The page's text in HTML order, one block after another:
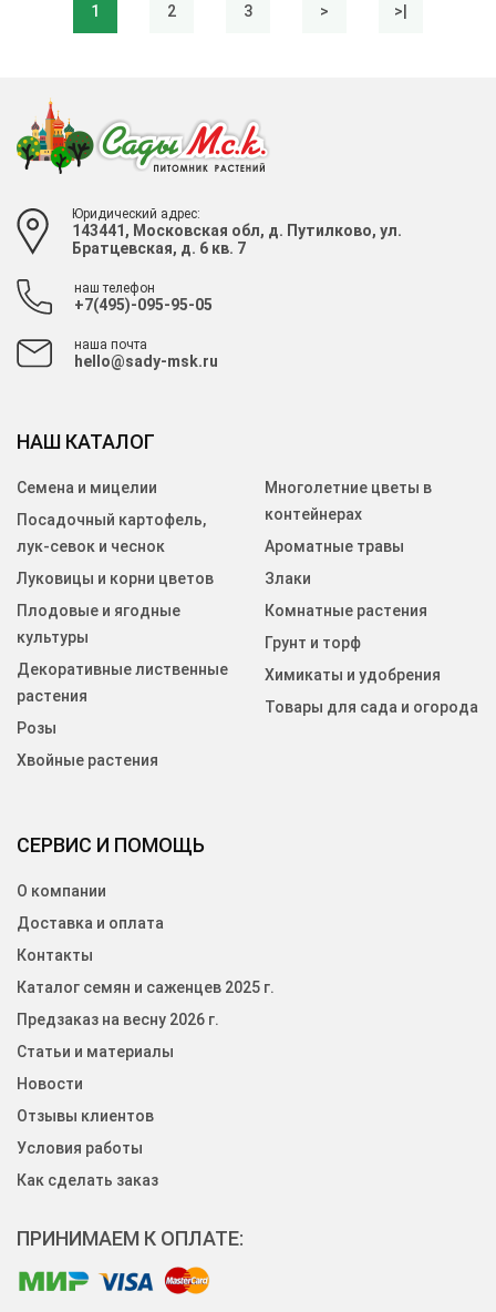
1 2 3 > >|
Юридический адрес:
143441, Московская обл, д. Путилково, ул.
Братцевская, д. 6 кв. 7
наш телефон
+7(495)-095-95-05
наша почта
hello@sady-msk.ru
СЕРВИС И ПОМОЩЬ
О компании
Доставка и оплата
Контакты
Каталог семян и саженцев 2025 г.
Предзаказ на весну 2026 г.
Статьи и материалы
Новости
Отзывы клиентов
Условия работы
Как сделать заказ
НАШ КАТАЛОГ
Семена и мицелии
Посадочный картофель,
лук-севок и чеснок
Луковицы и корни цветов
Плодовые и ягодные
культуры
Декоративные лиственные
растения
Розы
Хвойные растения
Многолетние цветы в
контейнерах
Ароматные травы
Злаки
Комнатные растения
Грунт и торф
Химикаты и удобрения
Товары для сада и огорода
ПРИНИМАЕМ К ОПЛАТЕ: